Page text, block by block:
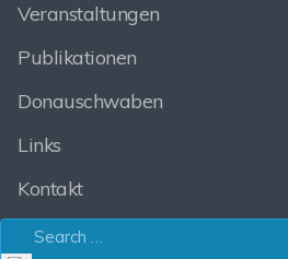
Veranstaltungen
Publikationen
Donauschwaben
Links
Kontakt